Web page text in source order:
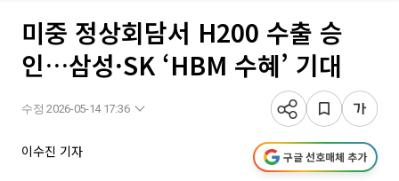
미중 정상회담서 H200 수출 승
인…삼성·SK ‘HBM 수혜’ 기대
수정 2026-05-14 17:36
이수진 기자 구글 선호매체 추가